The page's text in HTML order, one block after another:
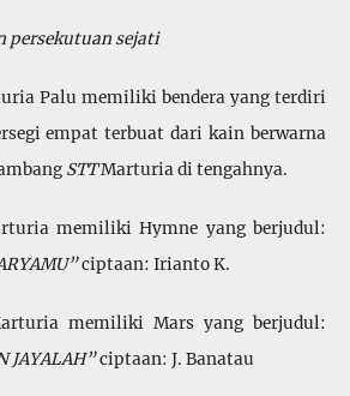
persekutuan sejati
Palu memiliki bendera yang terdiri
empat terbuat dari kain berwarna
STTMarturia di tengahnya.
memiliki Hymne yang berjudul:
ciptaan: Irianto K.
memiliki Mars yang berjudul:
JAYALAH”ciptaan: J. Banatau